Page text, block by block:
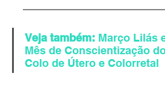
Veja também: Março Lilás
Mês de Conscientização
Colo de Útero e Colorretal